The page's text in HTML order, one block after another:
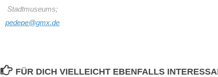
Stadtmuseums;
pedepe@gmx.de
FÜR DICH VIELLEICHT EBENFALLS